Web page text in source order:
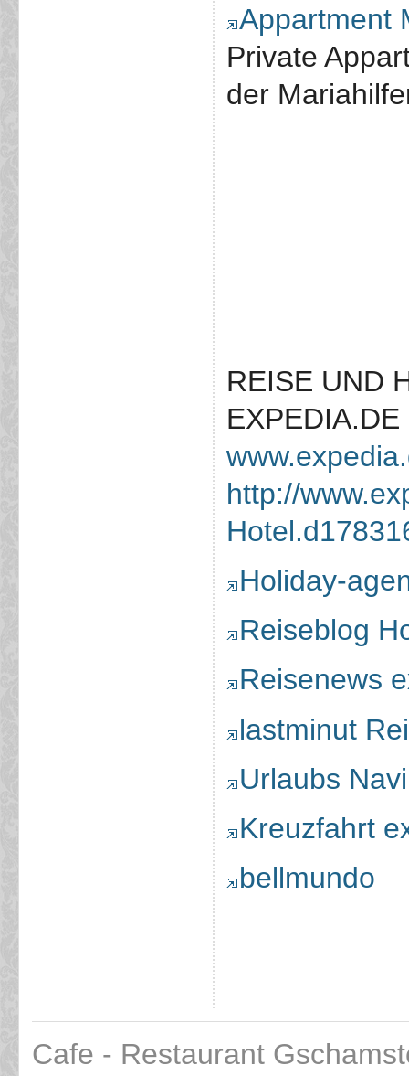
Appartment
Private
der
REISE UND
EXPEDIA.DE
http://
Holiday-
Reiseblog
Reisenews
lastminut
Urlaubs Navi
Kreuzfahrt
bellmundo
Cafe - Restaurant